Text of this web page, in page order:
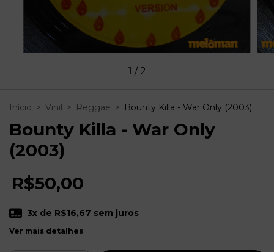
1 / 2
Início > Vinil > Reggae > Bounty Killa - War Only (2003)
Bounty Killa - War Only
(2003)
R$50,00
3x de R$16,67 sem juros
Ver mais detalhes